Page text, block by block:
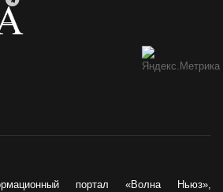
портал «Волна Ньюз»,